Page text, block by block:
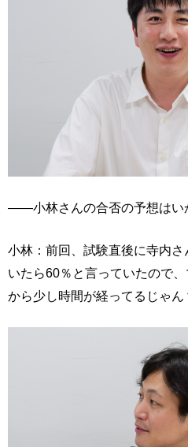
――小林さんの合否の予想はい
小林：前回、試験直後に寺内
いたら60％と言っていたので
から少し時間が経ってるじゃ